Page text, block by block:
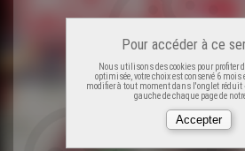
Pour accéder à ce
Nous utilisons des cookies pour profiter
optimisée, votre choix est conservé 6 mois
modifier à tout moment dans l'onglet réduit
gauche de chaque page de
Ken Tuch' 320 – Bad
Ken Tuch' 321 – Mont da